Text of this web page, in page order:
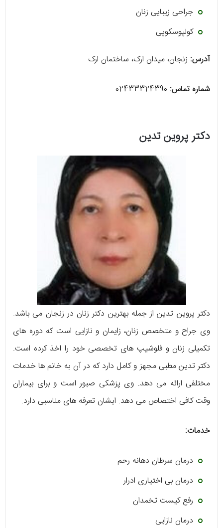
جراحی زیبایی زنان
کولپوسکوپی
آدرس: زنجان، میدان ارک، ساختمان ارک
شماره تماس:
دکتر پروین تدین
دکتر پروین تدین از جمله بهترین دکتر زنان در زنجان می باشد.
وی جراح و متخصص زنان، زایمان و نازایی است که دوره های
تکمیلی زنان و فلوشیپ های تخصصی خود را اخذ کرده است.
دکتر تدین مطبی مجهز و کامل دارد که در آن به خانم ها خدمات
مختلفی ارائه می دهد. وی پزشکی صبور است و برای بیماران
وقت کافی اختصاص می دهد. ایشان تعرفه های مناسبی دارد.
خدمات:
درمان سرطان دهانه رحم
درمان بی اختیاری ادرار
رفع کیست تخمدان
درمان نازایی